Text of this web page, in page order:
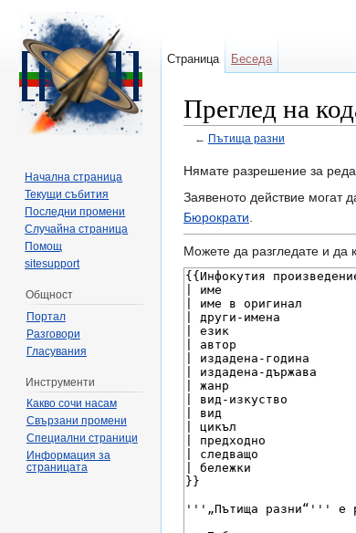
Преглед на
← Пътища разни
Нямате разрешение за
Заявеното действие могат
Бюрократи
Можете да разгледате и да
Страница Беседа
Начална страница
Текущи събития
Последни промени
Случайна страница
Помощ
sitesupport
Общност
Портал
Разговори
Гласувания
Инструменти
Какво сочи насам
Свързани промени
Специални страници
Информация за
страницата